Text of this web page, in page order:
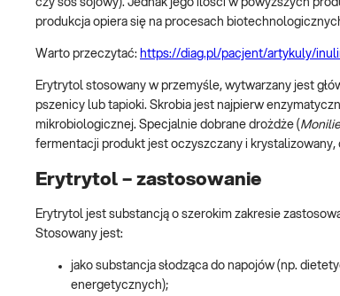
czy sos sojowy). Jednak jego ilości w powyższych
produkcja opiera się na procesach
Warto przeczytać: https://diag.pl/pacjent/artykuly/
Erytrytol stosowany w przemyśle, wytwarzany jest
pszenicy lub tapioki. Skrobia jest najpierw
mikrobiologicznej. Specjalnie dobrane drożdże (
fermentacji produkt jest oczyszczany i
Erytrytol – zastosowanie
Erytrytol jest substancją o szerokim zakresie
Stosowany jest:
jako substancja słodząca do napojów (np.
energetycznych);